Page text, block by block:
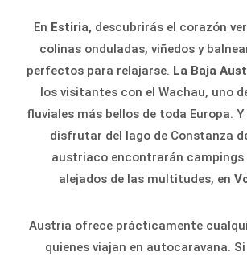
En Estiria, descubrirás el corazón
colinas onduladas, viñedos y
perfectos para relajarse. La Baja
los visitantes con el Wachau, uno
fluviales más bellos de toda Europa. Y
disfrutar del lago de Constanza
austriaco encontrarán
alejados de las multitudes, en
Austria ofrece prácticamente
quienes viajan en autocaravana.